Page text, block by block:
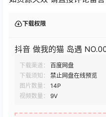
下载权限
抖音 做我的猫 岛遇
下载渠道：
百度网盘
下载须知：
禁止网盘在线预览
图片数量：
14P
视频数量：
9V